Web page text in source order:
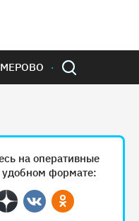
на оперативные
удобном формате:
ДзенВконтактеОдноклассники